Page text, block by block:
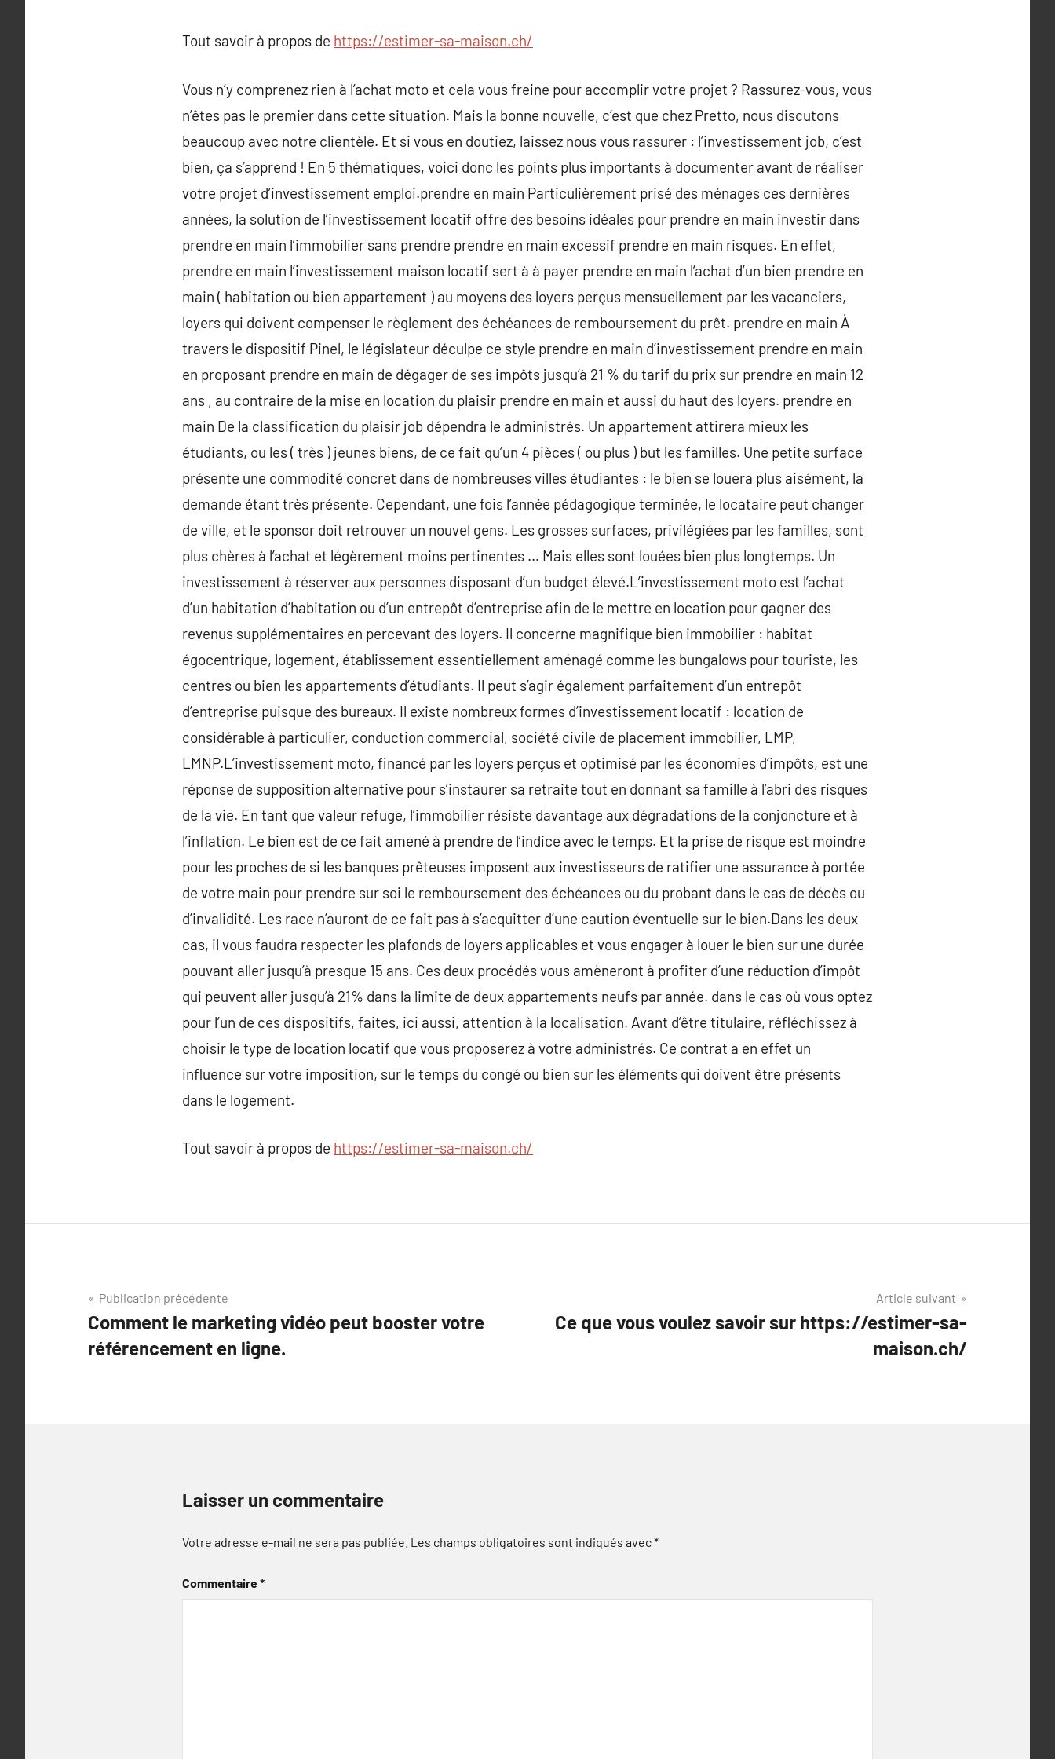
Tout savoir à propos de https://estimer-sa-maison.ch/
Vous n’y comprenez rien à l’achat moto et cela vous freine pour accomplir votre projet ? Rassurez-vous, vous
n’êtes pas le premier dans cette situation. Mais la bonne nouvelle, c’est que chez Pretto, nous discutons
beaucoup avec notre clientèle. Et si vous en doutiez, laissez nous vous rassurer : l’investissement job, c’est
bien, ça s’apprend ! En 5 thématiques, voici donc les points plus importants à documenter avant de réaliser
votre projet d’investissement emploi.prendre en main Particulièrement prisé des ménages ces dernières
années, la solution de l’investissement locatif offre des besoins idéales pour prendre en main investir dans
prendre en main l’immobilier sans prendre prendre en main excessif prendre en main risques. En effet,
prendre en main l’investissement maison locatif sert à à payer prendre en main l’achat d’un bien prendre en
main ( habitation ou bien appartement ) au moyens des loyers perçus mensuellement par les vacanciers,
loyers qui doivent compenser le règlement des échéances de remboursement du prêt. prendre en main À
travers le dispositif Pinel, le législateur déculpe ce style prendre en main d’investissement prendre en main
en proposant prendre en main de dégager de ses impôts jusqu’à 21 % du tarif du prix sur prendre en main 12
ans , au contraire de la mise en location du plaisir prendre en main et aussi du haut des loyers. prendre en
main De la classification du plaisir job dépendra le administrés. Un appartement attirera mieux les
étudiants, ou les ( très ) jeunes biens, de ce fait qu’un 4 pièces ( ou plus ) but les familles. Une petite surface
présente une commodité concret dans de nombreuses villes étudiantes : le bien se louera plus aisément, la
demande étant très présente. Cependant, une fois l’année pédagogique terminée, le locataire peut changer
de ville, et le sponsor doit retrouver un nouvel gens. Les grosses surfaces, privilégiées par les familles, sont
plus chères à l’achat et légèrement moins pertinentes … Mais elles sont louées bien plus longtemps. Un
investissement à réserver aux personnes disposant d’un budget élevé.L’investissement moto est l’achat
d’un habitation d’habitation ou d’un entrepôt d’entreprise afin de le mettre en location pour gagner des
revenus supplémentaires en percevant des loyers. Il concerne magnifique bien immobilier : habitat
égocentrique, logement, établissement essentiellement aménagé comme les bungalows pour touriste, les
centres ou bien les appartements d’étudiants. Il peut s’agir également parfaitement d’un entrepôt
d’entreprise puisque des bureaux. Il existe nombreux formes d’investissement locatif : location de
considérable à particulier, conduction commercial, société civile de placement immobilier, LMP,
LMNP.L’investissement moto, financé par les loyers perçus et optimisé par les économies d’impôts, est une
réponse de supposition alternative pour s’instaurer sa retraite tout en donnant sa famille à l’abri des risques
de la vie. En tant que valeur refuge, l’immobilier résiste davantage aux dégradations de la conjoncture et à
l’inflation. Le bien est de ce fait amené à prendre de l’indice avec le temps. Et la prise de risque est moindre
pour les proches de si les banques prêteuses imposent aux investisseurs de ratifier une assurance à portée
de votre main pour prendre sur soi le remboursement des échéances ou du probant dans le cas de décès ou
d’invalidité. Les race n’auront de ce fait pas à s’acquitter d’une caution éventuelle sur le bien.Dans les deux
cas, il vous faudra respecter les plafonds de loyers applicables et vous engager à louer le bien sur une durée
pouvant aller jusqu’à presque 15 ans. Ces deux procédés vous amèneront à profiter d’une réduction d’impôt
qui peuvent aller jusqu’à 21% dans la limite de deux appartements neufs par année. dans le cas où vous optez
pour l’un de ces dispositifs, faites, ici aussi, attention à la localisation. Avant d’être titulaire, réfléchissez à
choisir le type de location locatif que vous proposerez à votre administrés. Ce contrat a en effet un
influence sur votre imposition, sur le temps du congé ou bien sur les éléments qui doivent être présents
dans le logement.
Tout savoir à propos de https://estimer-sa-maison.ch/
Navigation
de
l’article
Publication précédente
Comment le marketing vidéo peut booster votre
référencement en ligne.
Article suivant
Ce que vous voulez savoir sur https://estimer-sa-
maison.ch/
Laisser un commentaire
Votre adresse e-mail ne sera pas publiée. Les champs obligatoires sont indiqués avec*
Commentaire*